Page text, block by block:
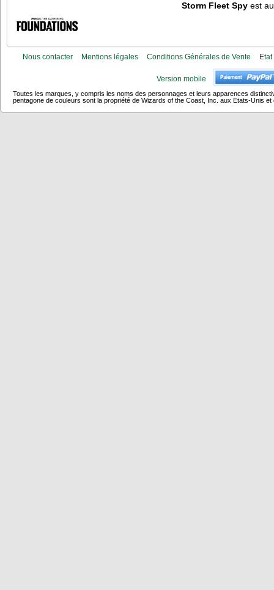
Storm Fleet Spy est
Nous contacter Mentions légales Conditions Générales de Vente
Version mobile
Toutes les marques, y compris les noms des personnages et leurs apparences
pentagone de couleurs sont la propriété de Wizards of the Coast, Inc. aux Etats-Unis